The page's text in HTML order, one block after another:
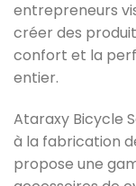
entrepreneurs
créer des
confort et la
entier.
Ataraxy Bicycle
à la fabrication
propose une